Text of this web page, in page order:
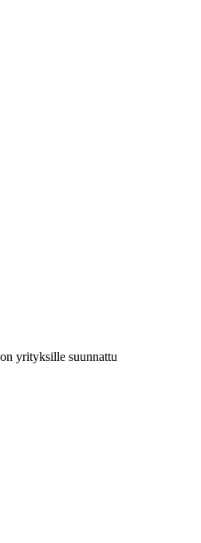
yrityksille suunnattu